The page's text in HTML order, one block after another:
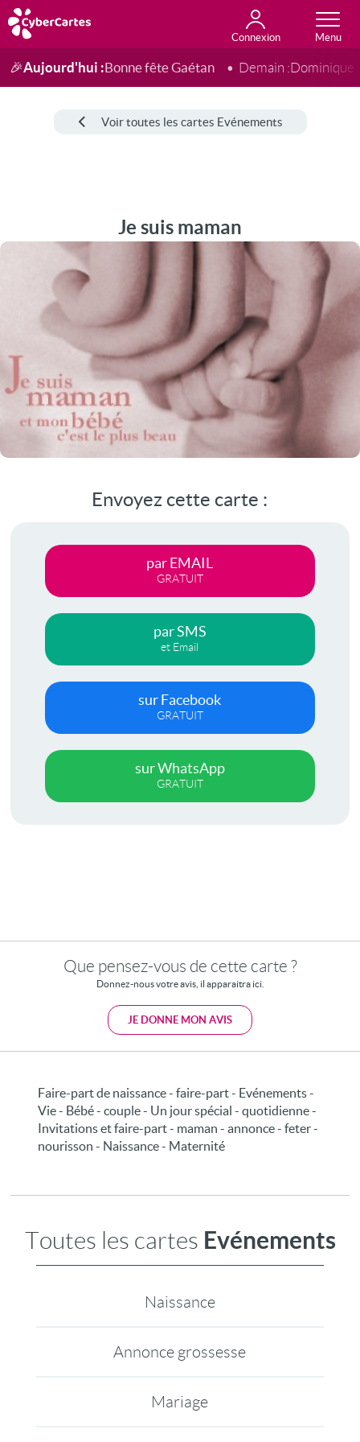
Connexion
Anniversaire
Fête du jour
Amour
Amitié
Merci
Toutes les cartes
🎉Aujourd'hui :Bonne fête Gaétan Demain :Dominique
Voir toutes les cartes Evénements
Je suis maman
Envoyez cette carte :
par EMAIL
GRATUIT
par SMS
et Email
sur Facebook
GRATUIT
sur WhatsApp
GRATUIT
Que pensez-vous de cette carte ?
Donnez-nous votre avis, il apparaitra ici.
JE DONNE MON AVIS
Faire-part de naissance - faire-part - Evénements -
Vie - Bébé - couple - Un jour spécial - quotidienne -
Invitations et faire-part - maman - annonce - feter -
nourisson - Naissance - Maternité
Toutes les cartes Evénements
Naissance
Annonce grossesse
Mariage